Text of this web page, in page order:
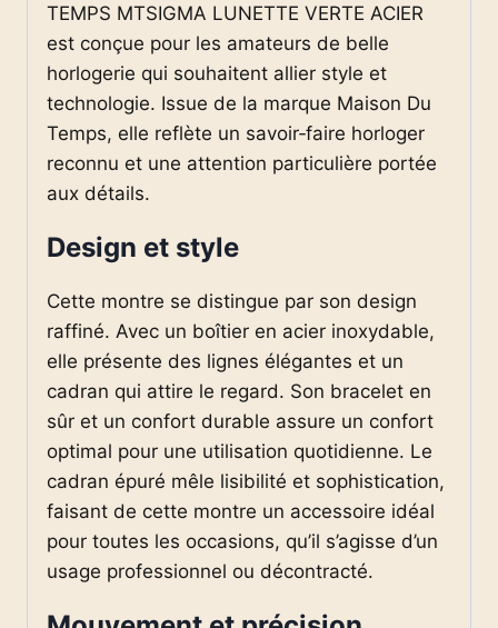
TEMPS MTSIGMA LUNETTE VERTE ACIER
est conçue pour les amateurs de belle
horlogerie qui souhaitent allier style et
technologie. Issue de la marque Maison Du
Temps, elle reflète un savoir‑faire horloger
reconnu et une attention particulière portée
aux détails.
Design et style
Cette montre se distingue par son design
raffiné. Avec un boîtier en acier inoxydable,
elle présente des lignes élégantes et un
cadran qui attire le regard. Son bracelet en
sûr et un confort durable assure un confort
optimal pour une utilisation quotidienne. Le
cadran épuré mêle lisibilité et sophistication,
faisant de cette montre un accessoire idéal
pour toutes les occasions, qu’il s’agisse d’un
usage professionnel ou décontracté.